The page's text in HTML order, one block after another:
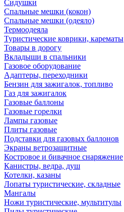
Сидушки
Спальные мешки (кокон)
Спальные мешки (одеяло)
Термоодеяла
Туристические коврики, карематы
Товары в дорогу
Вкладыши в спальники
Газовое оборудование
Адаптеры, переходники
Бензин для зажигалок, топливо
Газ для зажигалок
Газовые баллоны
Газовые горелки
Лампы газовые
Плиты газовые
Подставки для газовых баллонов
Экраны ветрозащитные
Костровое и бивачное снаряжение
Канистры, ведра, душ
Котелки, казаны
Лопаты туристические, складные
Мангалы
Ножи туристические, мультитулы